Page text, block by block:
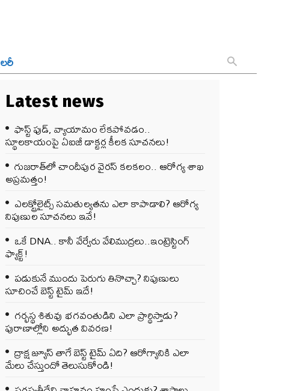
Latest news
ఫాస్ట్ ఫుడ్, వ్యాయామం లేకపోవడం..
స్థూలకాయంపై ఏఐజీ డాక్టర్ల కీలక సూచనలు!
గుజరాత్‌లో చాందీపుర వైరస్ కలకలం.. ఆరోగ్య శాఖ
అప్రమత్తం!
ఎలక్ట్రోలైట్స్ సమతుల్యతను ఎలా కాపాడాలి? ఆరోగ్య
నిపుణుల సూచనలు ఇవే!
ఒకే DNA.. కానీ వేర్వేరు వేలిముద్రలు..ఇంట్రెస్టింగ్
ఫ్యాక్ట్!
పడుకునే ముందు పెరుగు తినొచ్చా? నిపుణులు
సూచించే బెస్ట్ టైమ్ ఇదే!
గర్భస్థ శిశువు భగవంతుడిని ఎలా ప్రార్థిస్తాడు?
పురాణాల్లోని అద్భుత వివరణ!
ద్రాక్ష జ్యూస్ తాగే బెస్ట్ టైమ్ ఏది? ఆరోగ్యానికి ఎలా
మేలు చేస్తుందో తెలుసుకోండి!